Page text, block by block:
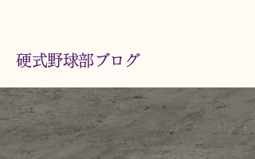
​硬式野球部ブログ